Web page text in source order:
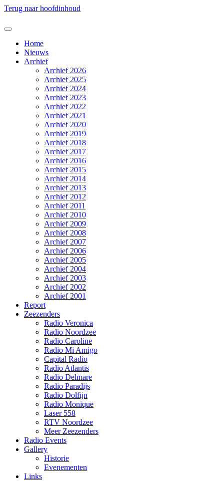
Terug naar hoofdinhoud
Home
Nieuws
Archief
Archief 2026
Archief 2025
Archief 2024
Archief 2023
Archief 2022
Archief 2021
Archief 2020
Archief 2019
Archief 2018
Archief 2017
Archief 2016
Archief 2015
Archief 2014
Archief 2013
Archief 2012
Archief 2011
Archief 2010
Archief 2009
Archief 2008
Archief 2007
Archief 2006
Archief 2005
Archief 2004
Archief 2003
Archief 2002
Archief 2001
Report
Zeezenders
Radio Veronica
Radio Noordzee
Radio Caroline
Radio Mi Amigo
Capital Radio
Radio Atlantis
Radio Delmare
Radio Paradijs
Radio Dolfijn
Radio Monique
Laser 558
RTV Noordzee
Meer Zeezenders
Radio Events
Gallery
Historie
Evenementen
Links